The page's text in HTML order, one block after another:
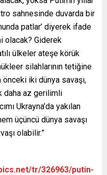
sahnesinde duvarda bir
patlar’ diyerek ifade
olacak? Giderek
ülkeler ateşe körük
silahlarının tetiğine
iki dünya savaşı,
daha az gerilimli
Ukrayna’da yakılan
üçüncü dünya savaşı
olabilir.”
tr/326963/putin-